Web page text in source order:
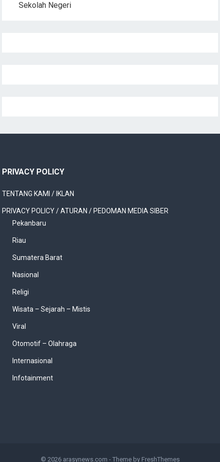
Sekolah Negeri
PRIVACY POLICY
TENTANG KAMI / IKLAN
PRIVACY POLICY / ATURAN / PEDOMAN MEDIA SIBER
Pekanbaru
Riau
Sumatera Barat
Nasional
Religi
Wisata – Sejarah – Mistis
Viral
Otomotif – Olahraga
Internasional
Infotainment
© 2026 arasynews.com - Theme by FreshThemes